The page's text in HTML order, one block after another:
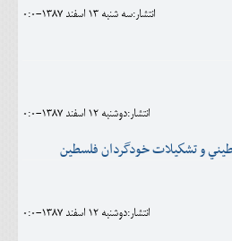
انتشار:سه شنبه 13 اسفند 1387-0:0
انتشار:دوشنبه 12 اسفند 1387-0:0
و تشكيلات خودگردان فلسطين
انتشار:دوشنبه 12 اسفند 1387-0:0